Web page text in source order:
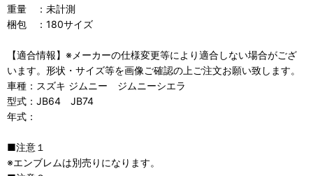
重量 ：未計測
梱包 ：180サイズ
【適合情報】※メーカーの仕様変更等により適合しない場合がござ
います。形状・サイズ等を画像ご確認の上ご注文お願い致します。
車種：スズキ ジムニー ジムニーシエラ
型式：JB64 JB74
年式：
■注意１
※エンブレムは別売りになります。